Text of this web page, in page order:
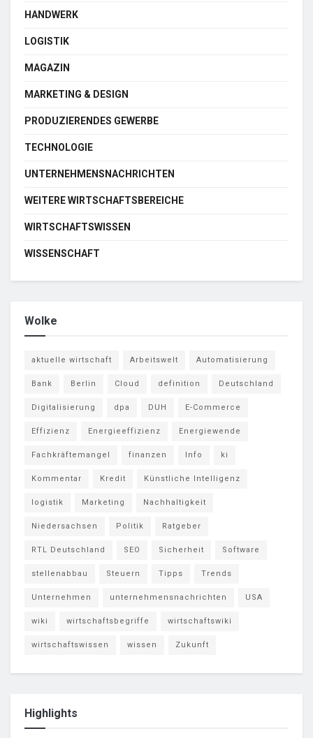
HANDWERK
LOGISTIK
MAGAZIN
MARKETING & DESIGN
PRODUZIERENDES GEWERBE
TECHNOLOGIE
UNTERNEHMENSNACHRICHTEN
WEITERE WIRTSCHAFTSBEREICHE
WIRTSCHAFTSWISSEN
WISSENSCHAFT
Wolke
aktuelle wirtschaft Arbeitswelt Automatisierung
Bank Berlin Cloud definition Deutschland
Digitalisierung dpa DUH E-Commerce
Effizienz Energieeffizienz Energiewende
Fachkräftemangel finanzen Info ki
Kommentar Kredit Künstliche Intelligenz
logistik Marketing Nachhaltigkeit
Niedersachsen Politik Ratgeber
RTL Deutschland SEO Sicherheit Software
stellenabbau Steuern Tipps Trends
Unternehmen unternehmensnachrichten USA
wiki wirtschaftsbegriffe wirtschaftswiki
wirtschaftswissen wissen Zukunft
Highlights